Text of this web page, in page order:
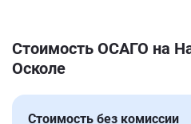
Стоимость ОСАГО на
Осколе
Стоимость без комиссии